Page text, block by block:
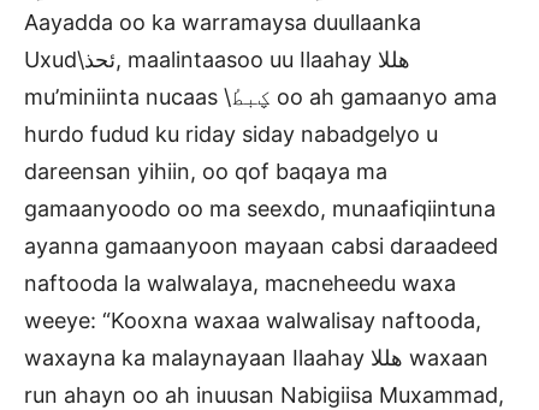
Aayadda oo ka warramaysa duullaanka
Uxud\ئحذ, maalintaasoo uu Ilaahay هللا
mu’miniinta nucaas \ؼبطٔ oo ah gamaanyo ama
hurdo fudud ku riday siday nabadgelyo u
dareensan yihiin, oo qof baqaya ma
gamaanyoodo oo ma seexdo, munaafiqiintuna
ayanna gamaanyoon mayaan cabsi daraadeed
naftooda la walwalaya, macneheedu waxa
weeye: “Kooxna waxaa walwalisay naftooda,
waxayna ka malaynayaan Ilaahay هللا waxaan
run ahayn oo ah inuusan Nabigiisa Muxammad,